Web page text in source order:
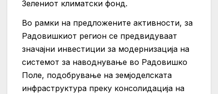
Зелениот климатски фонд.
Во рамки на предложените активности, за
Радовишкиот регион се предвидуваат
значајни инвестиции за модернизација на
системот за наводнување во Радовишко
Поле, подобрување на земјоделската
инфраструктура преку консолидација на